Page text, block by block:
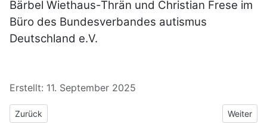
Bärbel Wiethaus-Thrän und Christian Frese im
Büro des Bundesverbandes autismus
Deutschland e.V.
Details
Erstellt: 11. September 2025
Vorheriger Beitrag: Mitgliederversammlung 2025
Zurück Nächster
Weiter